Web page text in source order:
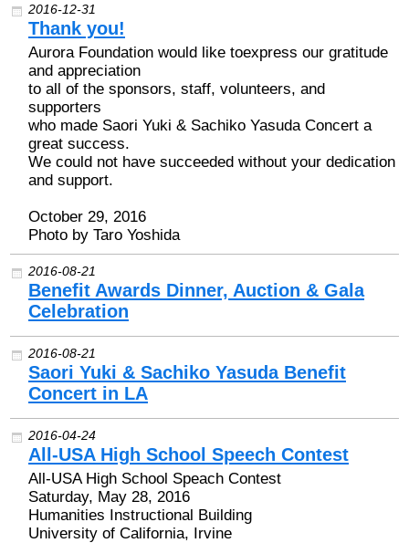
2016-12-31
Thank you!
Aurora Foundation would like toexpress our gratitude
and appreciation
to all of the sponsors, staff, volunteers, and
supporters
who made Saori Yuki & Sachiko Yasuda Concert a
great success.
We could not have succeeded without your dedication
and support.
October 29, 2016
Photo by Taro Yoshida
2016-08-21
Benefit Awards Dinner, Auction & Gala
Celebration
2016-08-21
Saori Yuki & Sachiko Yasuda Benefit
Concert in LA
2016-04-24
All-USA High School Speech Contest
All-USA High School Speach Contest
Saturday, May 28, 2016
Humanities Instructional Building
University of California, Irvine